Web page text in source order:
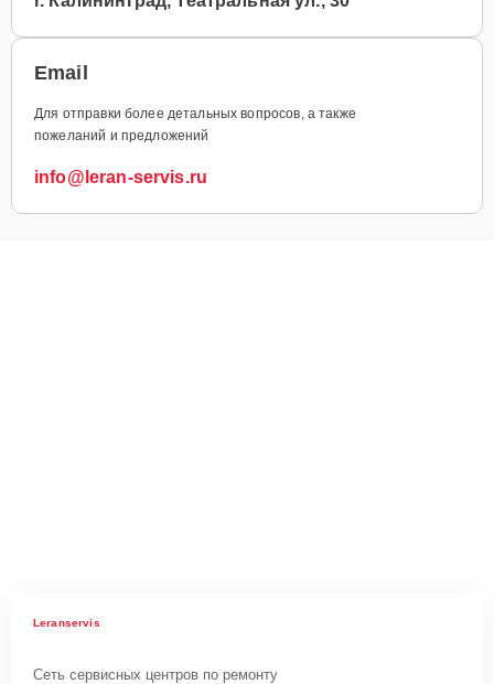
Email
Для отправки более детальных вопросов, а также
пожеланий и предложений
info@leran-servis.ru
Leranservis
Сеть сервисных центров по ремонту